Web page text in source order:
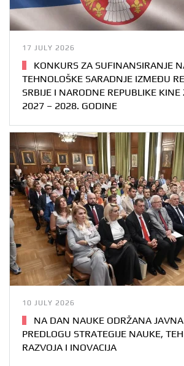
17 JULY 2026
KONKURS ZA SUFINANSIRANJE
TEHNOLOŠKE SARADNJE IZMEĐU
SRBIJE I NARODNE REPUBLIKE KINE
2027 – 2028. GODINE
10 JULY 2026
NA DAN NAUKE ODRŽANA
PREDLOGU STRATEGIJE NAUKE,
RAZVOJA I INOVACIJA